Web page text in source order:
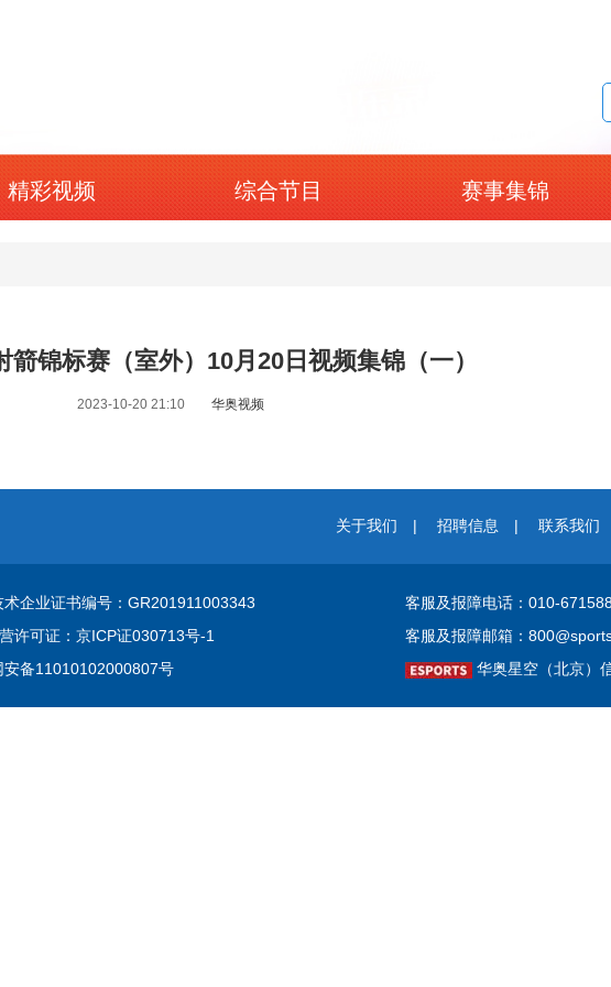
精彩视频 综合节目 赛事集锦
箭锦标赛（室外）10月20日视频集锦（一）
2023-10-20 21:10 华奥视频
关于我们 | 招聘信息 | 联系我们
术企业证书编号：GR201911003343
许可证： 京ICP证030713号-1
安备11010102000807号
客服及报障电话：010-
客服及报障邮箱：
华奥星空（北京）